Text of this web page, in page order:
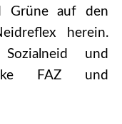
Grüne auf den
herein.
und
FAZ und